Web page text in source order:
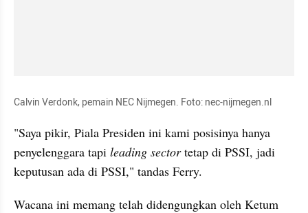
Calvin Verdonk, pemain NEC Nijmegen. Foto: nec-nijmegen.nl
"Saya pikir, Piala Presiden ini kami posisinya hanya
penyelenggara tapi leading sector tetap di PSSI, jadi
keputusan ada di PSSI," tandas Ferry.
Wacana ini memang telah didengungkan oleh Ketum